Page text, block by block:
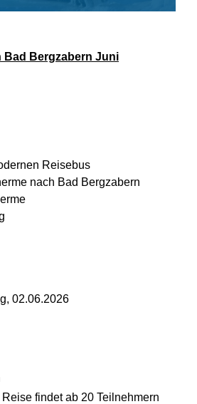
Bad Bergzabern Juni
Reisebus
nach Bad Bergzabern
findet ab 20 Teilnehmern